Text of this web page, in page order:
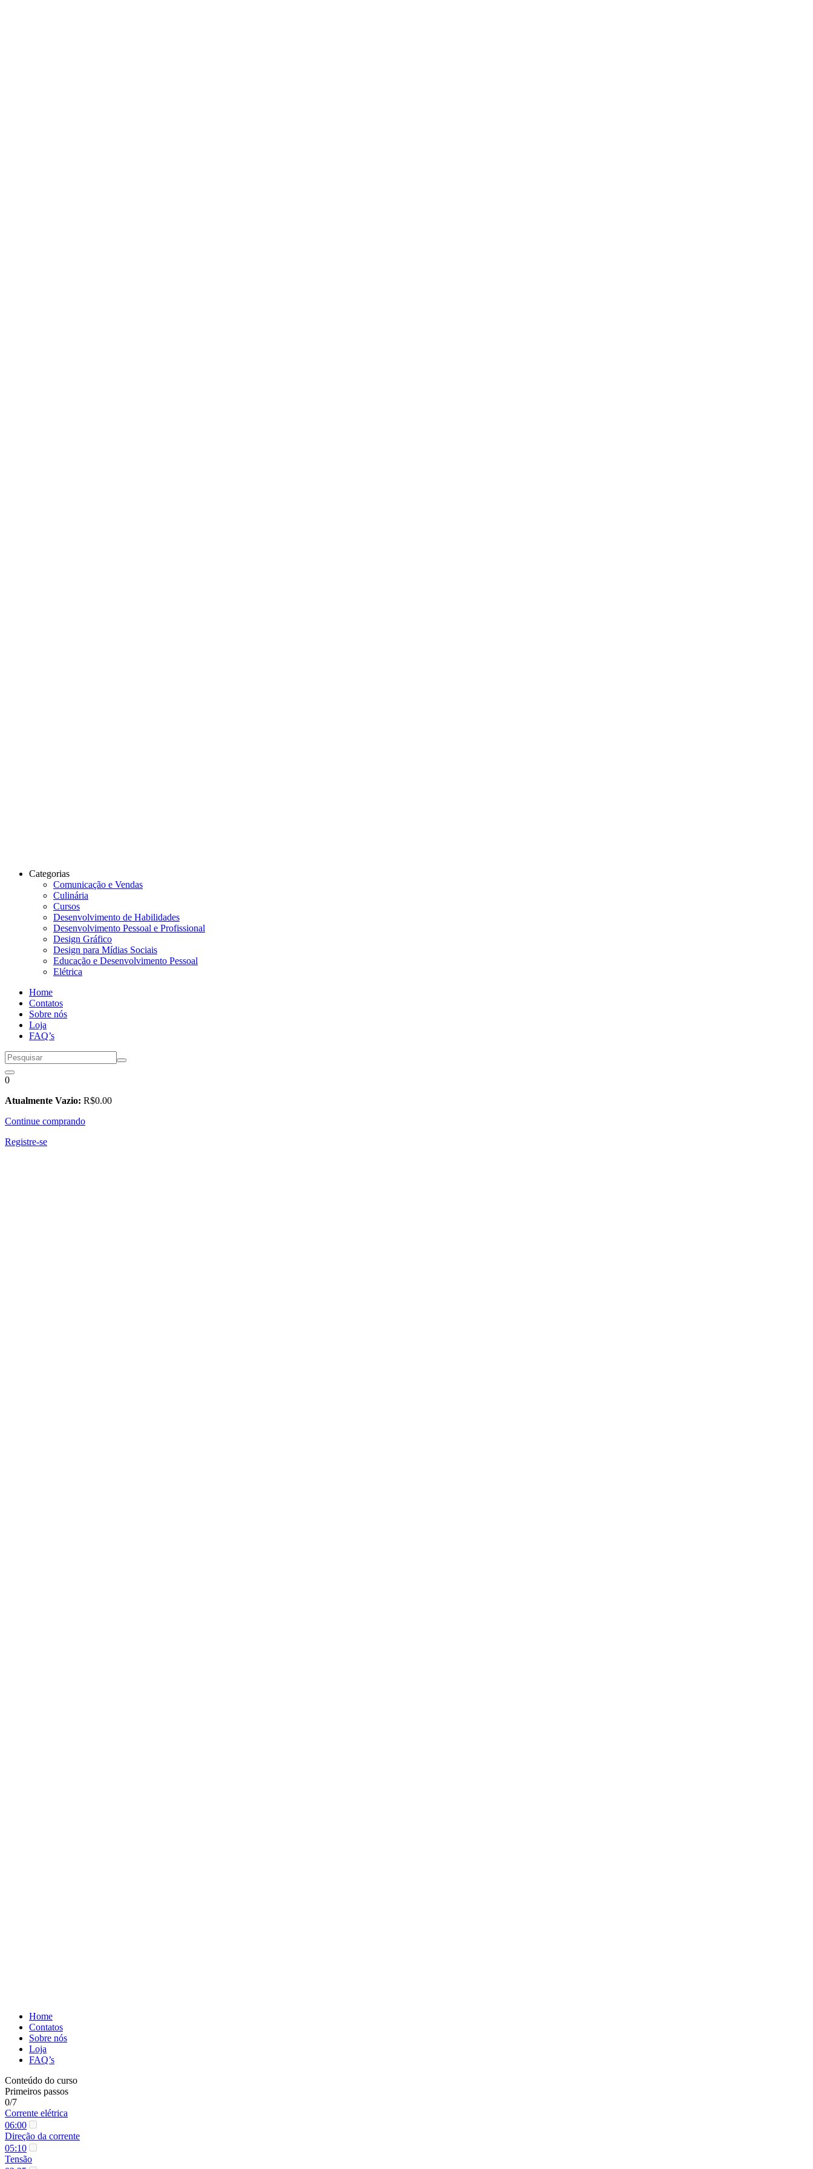
Categorias
Comunicação e Vendas
Culinária
Cursos
Desenvolvimento de Habilidades
Desenvolvimento Pessoal e Profissional
Design Gráfico
Design para Mídias Sociais
Educação e Desenvolvimento Pessoal
Elétrica
Home
Contatos
Sobre nós
Loja
FAQ’s
0
Atualmente Vazio: R$0.00
Continue comprando
Registre-se
Home
Contatos
Sobre nós
Loja
FAQ’s
Conteúdo do curso
Primeiros passos
0/7
Corrente elétrica
06:00
Direção da corrente
05:10
Tensão